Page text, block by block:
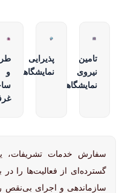
تامین
نیروی
نمایشگاهی
پذیرایی
نمایشگاهی
و
گسترده‌ای از فعالیت‌ها را
سازماندهی و اجرای بی‌نقص